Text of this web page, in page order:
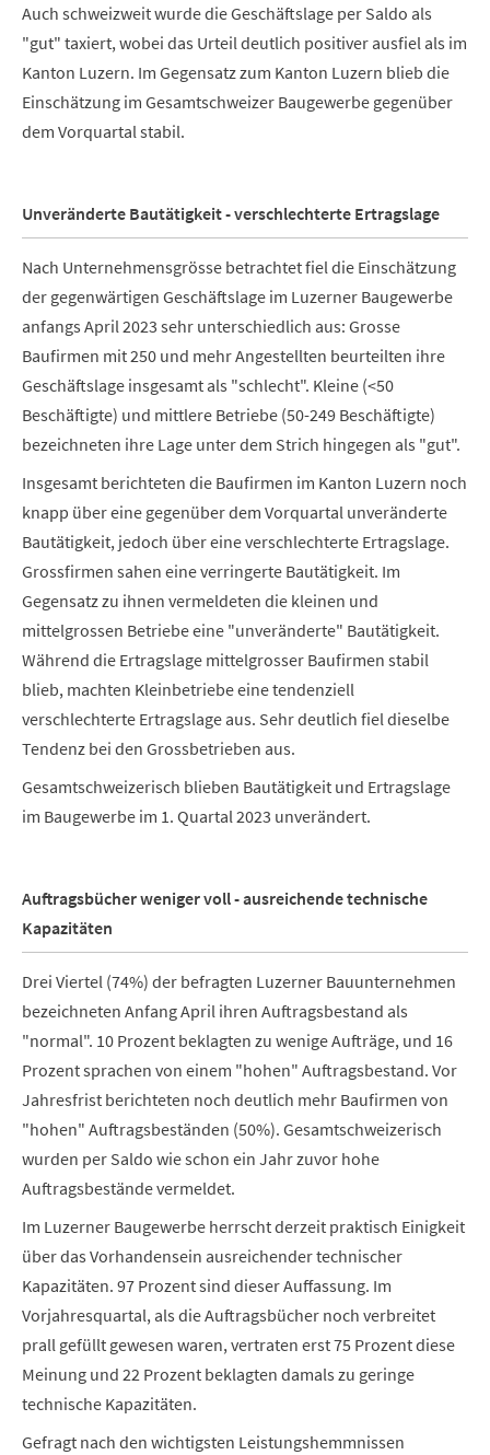
Auch schweizweit wurde die Geschäftslage per Saldo als
"gut" taxiert, wobei das Urteil deutlich positiver ausfiel als im
Kanton Luzern. Im Gegensatz zum Kanton Luzern blieb die
Einschätzung im Gesamtschweizer Baugewerbe gegenüber
dem Vorquartal stabil.
Unveränderte Bautätigkeit - verschlechterte Ertragslage
Nach Unternehmensgrösse betrachtet fiel die Einschätzung
der gegenwärtigen Geschäftslage im Luzerner Baugewerbe
anfangs April 2023 sehr unterschiedlich aus: Grosse
Baufirmen mit 250 und mehr Angestellten beurteilten ihre
Geschäftslage insgesamt als "schlecht". Kleine (<50
Beschäftigte) und mittlere Betriebe (50-249 Beschäftigte)
bezeichneten ihre Lage unter dem Strich hingegen als "gut".
Insgesamt berichteten die Baufirmen im Kanton Luzern noch
knapp über eine gegenüber dem Vorquartal unveränderte
Bautätigkeit, jedoch über eine verschlechterte Ertragslage.
Grossfirmen sahen eine verringerte Bautätigkeit. Im
Gegensatz zu ihnen vermeldeten die kleinen und
mittelgrossen Betriebe eine "unveränderte" Bautätigkeit.
Während die Ertragslage mittelgrosser Baufirmen stabil
blieb, machten Kleinbetriebe eine tendenziell
verschlechterte Ertragslage aus. Sehr deutlich fiel dieselbe
Tendenz bei den Grossbetrieben aus.
Gesamtschweizerisch blieben Bautätigkeit und Ertragslage
im Baugewerbe im 1. Quartal 2023 unverändert.
Auftragsbücher weniger voll - ausreichende technische
Kapazitäten
Drei Viertel (74%) der befragten Luzerner Bauunternehmen
bezeichneten Anfang April ihren Auftragsbestand als
"normal". 10 Prozent beklagten zu wenige Aufträge, und 16
Prozent sprachen von einem "hohen" Auftragsbestand. Vor
Jahresfrist berichteten noch deutlich mehr Baufirmen von
"hohen" Auftragsbeständen (50%). Gesamtschweizerisch
wurden per Saldo wie schon ein Jahr zuvor hohe
Auftragsbestände vermeldet.
Im Luzerner Baugewerbe herrscht derzeit praktisch Einigkeit
über das Vorhandensein ausreichender technischer
Kapazitäten. 97 Prozent sind dieser Auffassung. Im
Vorjahresquartal, als die Auftragsbücher noch verbreitet
prall gefüllt gewesen waren, vertraten erst 75 Prozent diese
Meinung und 22 Prozent beklagten damals zu geringe
technische Kapazitäten.
Gefragt nach den wichtigsten Leistungshemmnissen